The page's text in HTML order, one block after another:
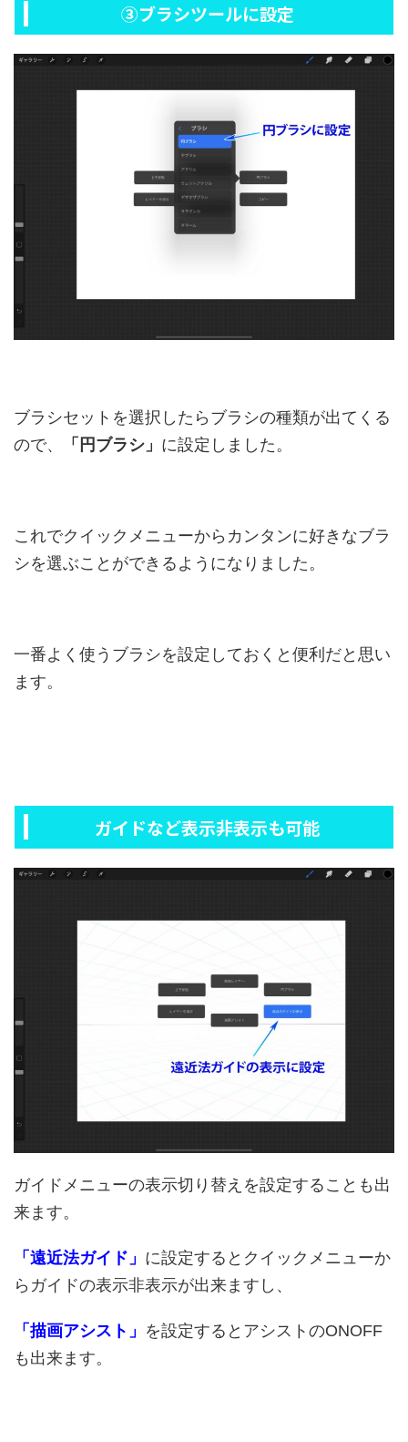
③ブラシツールに設定
ブラシセットを選択したらブラシの種類が出てくる
ので、
「円ブラシ」 に設定しました。
これでクイックメニューからカンタンに好きなブラ
シを選ぶことができるようになりました。
一番よく使うブラシを設定しておくと便利だと思い
ます。
ガイドなど表示非表示も可能
ガイドメニューの表示切り替えを設定することも出
来ます。
「遠近法ガイド」 に設定するとクイックメニューか
らガイドの表示非表示が出来ますし、
「描画アシスト」 を設定するとアシストのONOFF
も出来ます。